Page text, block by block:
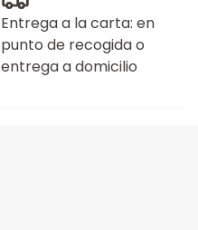
Entrega a la carta: en
punto de recogida o
entrega a domicilio